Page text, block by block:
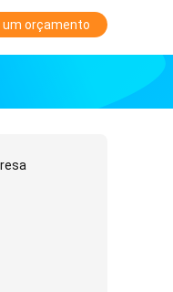
um orçamento